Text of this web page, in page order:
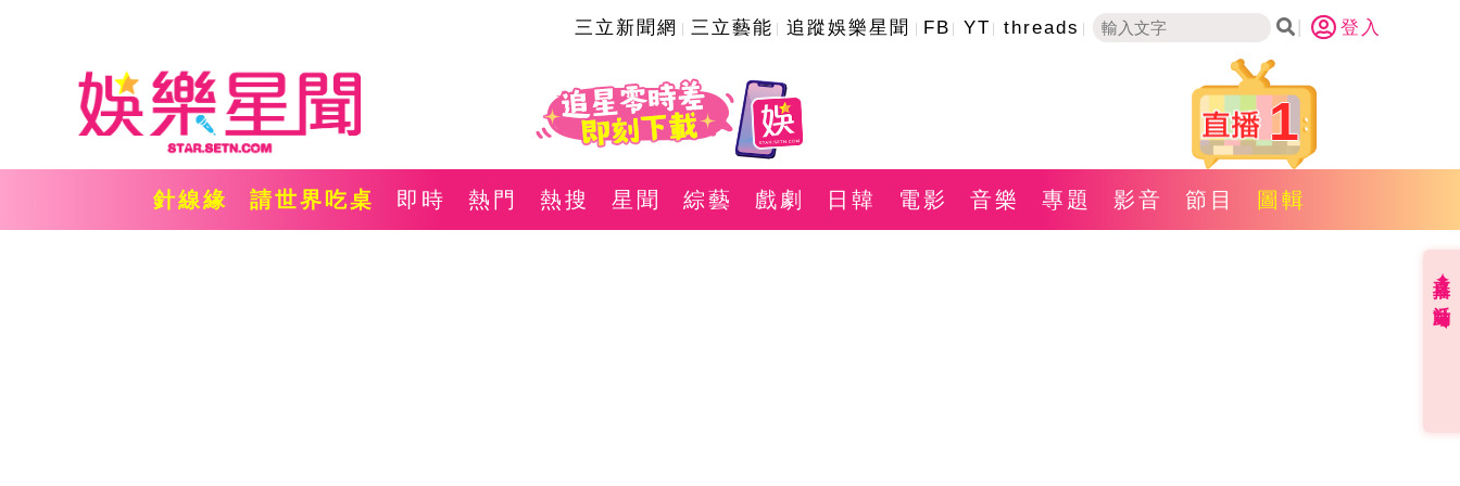
三立新聞網 三立藝能 追蹤娛樂星聞 FB YT threads 登入
1
針線緣 請世界吃桌 即時 熱門 熱搜 星聞 綜藝 戲劇 日韓 電影 音樂 專題 影音 節目 圖輯
直播✦活動